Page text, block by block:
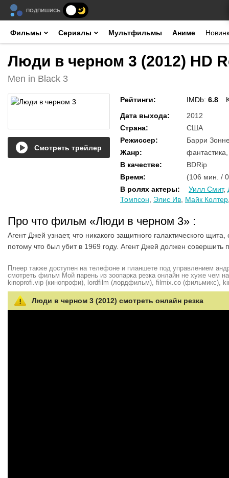
ПОДПИШИСЬ
Фильмы Сериалы Мультфильмы Аниме
Люди в черном 3 (2012) HD
Men in Black 3
Смотреть трейлер
Рейтинги: IMDb: 6.8
Дата выхода:
2012
Страна:
США
Режиссер:
Барри
Жанр:
В качестве:
BDRip
Время:
(106 мин. /
В ролях актеры: Уилл Смит,
Томпсон
Элис Ив Майк Колтер
Про что фильм «Люди в черном 3» :
Агент Джей узнает, что никакого защитного галактического
потому что был убит в 1969 году. Агент Джей должен
Плеер также доступен на телефоне и планшете под управлением
смотреть фильм Мой парень из зоопарка резка онлайн не хуже чем
kinoprofi.vip (кинопрофи), lordfilm (лордфильм), filmix.co (фильмикс),
Люди в черном 3 (2012) смотреть онлайн резка